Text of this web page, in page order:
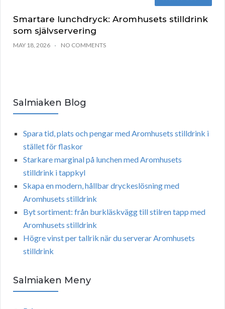
Smartare lunchdryck: Aromhusets stilldrink
som självservering
MAY 18, 2026 NO COMMENTS
Salmiaken Blog
Spara tid, plats och pengar med Aromhusets stilldrink i
stället för flaskor
Starkare marginal på lunchen med Aromhusets
stilldrink i tappkyl
Skapa en modern, hållbar dryckeslösning med
Aromhusets stilldrink
Byt sortiment: från burkläskvägg till stilren tapp med
Aromhusets stilldrink
Högre vinst per tallrik när du serverar Aromhusets
stilldrink
Salmiaken Meny